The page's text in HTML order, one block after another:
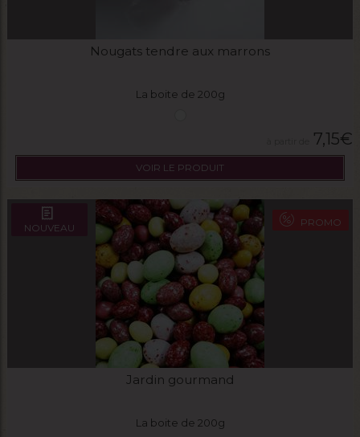
Nougats tendre aux marrons
La boite de 200g
7,15€
VOIR LE PRODUIT
NOUVEAU PROMO
Jardin gourmand
La boite de 200g